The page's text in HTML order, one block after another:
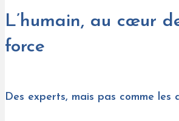
L’humain, au cœur
force
Des experts, mais pas comme les